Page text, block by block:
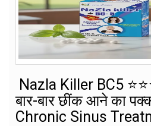
Nazla Killer BC5
बार-बार छींक आने का
Chronic Sinus